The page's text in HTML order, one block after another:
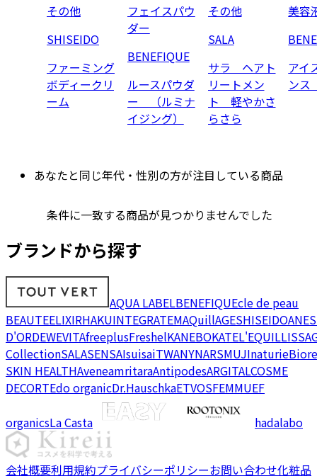
その他
SHISEIDO
ファーミング
ボディークリ
ーム
フェイスパウ
ダー
BENEFIQUE
ルースパウダ
ー （ルミナ
イジング）
その他
SALA
サラ ヘアト
リートメン
ト 軽やかさ
らさら
美容
アイ
ン
あなたと同じ年代・性別の方が注目している商品
条件に一致する商品が見つかりませんでした
ブランドから探す
AQUA LABELBENEFIQUEcle de peau
BEAUTEELIXIRHAKUINTEGRATEMAQuillAGESHISEIDO
D'ORDEWEVITAfreeplusFreshelKANEBOKATEL'EQUIL
CollectionSALASENSAIsuisaiTWANYNARSMUJInaturieBiore
SKIN HEALTHAveneamritaraAntipodesARGITALCOSME
DECORTEdo organicDr.HauschkaETVOSFEMMUEF
organicsLa Casta hadalabo
会社概要利用規約プライバシーポリシーお問い合わせ化粧品